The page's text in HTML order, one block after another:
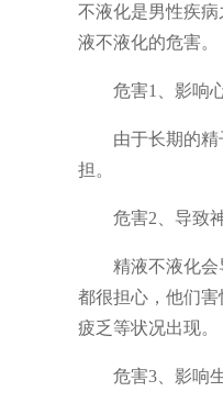
不液化是男性疾
液不液化的危害。
危害1、影响
由于长期的
担。
危害2、导致
精液不液化
都很担心，他们
疲乏等状况出现。
危害3、影响